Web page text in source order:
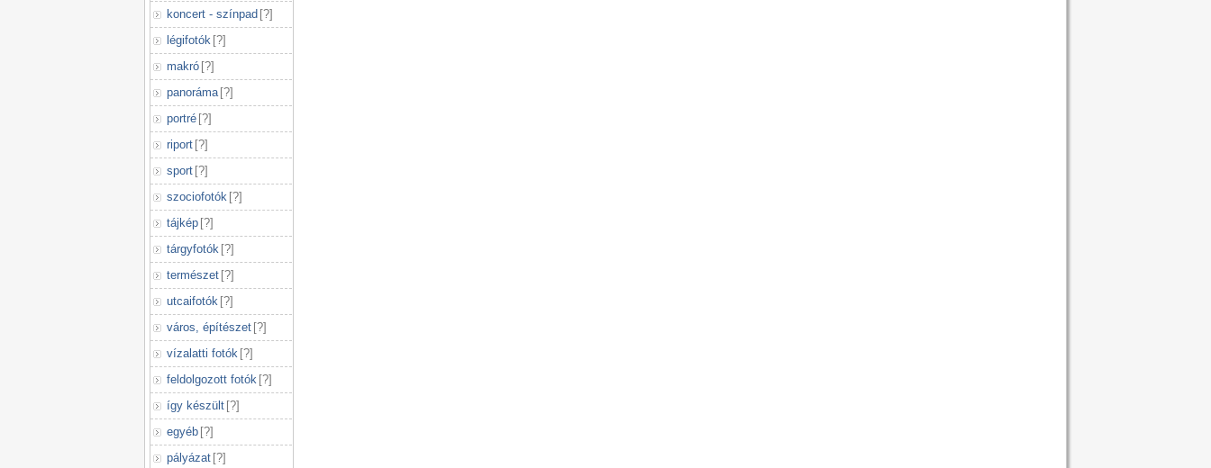
koncert - színpad [?]
légifotók [?]
makró [?]
panoráma [?]
portré [?]
riport [?]
sport [?]
szociofotók [?]
tájkép [?]
tárgyfotók [?]
természet [?]
utcaifotók [?]
város, építészet [?]
vízalatti fotók [?]
feldolgozott fotók [?]
így készült [?]
egyéb [?]
pályázat [?]